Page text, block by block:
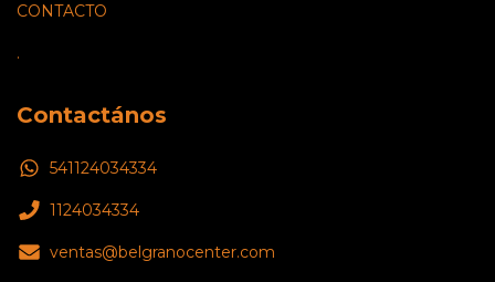
CONTACTO
.
Contactános
541124034334
1124034334
ventas@belgranocenter.com